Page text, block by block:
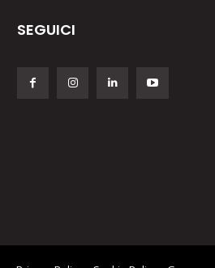
SEGUICI